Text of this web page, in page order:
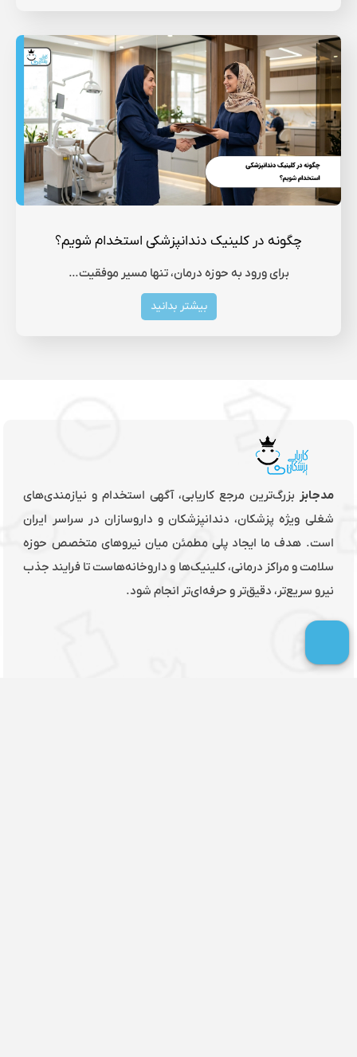
چگونه در کلینیک دندانپزشکی استخدام شویم؟
برای ورود به حوزه درمان، تنها مسیر موفقیت…
بیشتر بدانید
مدجابز بزرگ‌ترین مرجع کاریابی، آگهی استخدام و نیازمندی‌های
شغلی ویژه پزشکان، دندانپزشکان و داروسازان در سراسر ایران
است. هدف ما ایجاد پلی مطمئن میان نیروهای متخصص حوزه
سلامت و مراکز درمانی، کلینیک‌ها و داروخانه‌هاست تا فرایند جذب
نیرو سریع‌تر، دقیق‌تر و حرفه‌ای‌تر انجام شود.